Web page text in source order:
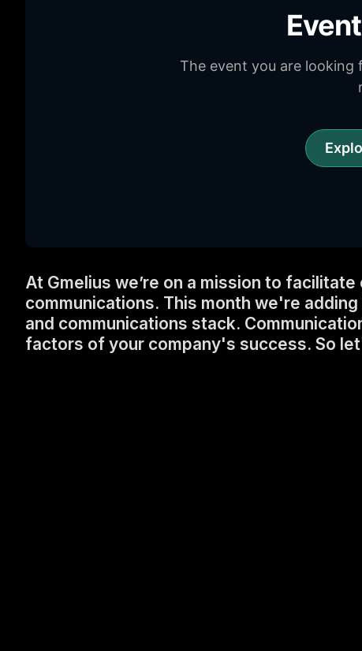
At Gmelius we’re on a mission to
communications. This month we're
and communications stack.
factors of your company's success. So